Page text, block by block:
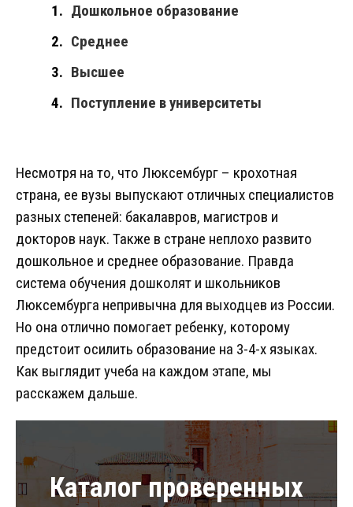
Дошкольное образование
Среднее
Высшее
Поступление в университеты
Несмотря на то, что Люксембург – крохотная
страна, ее вузы выпускают отличных специалистов
разных степеней: бакалавров, магистров и
докторов наук. Также в стране неплохо развито
дошкольное и среднее образование. Правда
система обучения дошколят и школьников
Люксембурга непривычна для выходцев из России.
Но она отлично помогает ребенку, которому
предстоит осилить образование на 3-4-х языках.
Как выглядит учеба на каждом этапе, мы
расскажем дальше.
Каталог проверенных